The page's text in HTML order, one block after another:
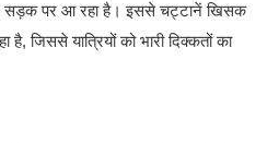
सड़क पर आ रहा है। इससे चट्टानें खिसक
जिससे यात्रियों को भारी दिक्कतों का